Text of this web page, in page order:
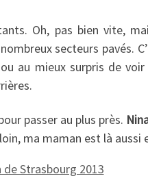
Oh, pas bien vite,
secteurs pavés.
au mieux surpris de
passer au plus près.
ma maman est là